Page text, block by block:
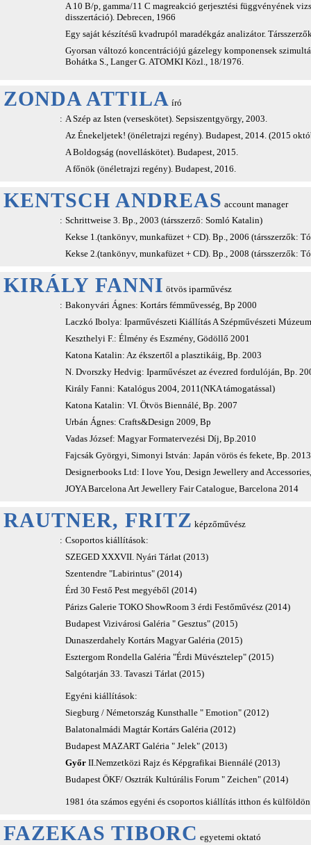
A 10 B/p, gamma/11 C magreakció gerjesztési függvényének
disszertáció). Debrecen, 1966
Egy saját készítésű kvadrupól maradékgáz analizátor.
Gyorsan változó koncentrációjú gázelegy komponensek
Bohátka S., Langer G. ATOMKI Közl., 18/1976.
ZONDA ATTILA író
: A Szép az Isten (verseskötet). Sepsiszentgyörgy, 2003.
Az Énekeljetek! (önéletrajzi regény). Budapest, 2014. (2015
A Boldogság (novelláskötet). Budapest, 2015.
A főnök (önéletrajzi regény). Budapest, 2016.
KENTSCH ANDREAS account manager
: Schrittweise 3. Bp., 2003 (társszerző: Somló Katalin)
Kekse 1.(tankönyv, munkafüzet + CD). Bp., 2006 (társszerzők:
Kekse 2.(tankönyv, munkafüzet + CD). Bp., 2008 (társszerzők:
KIRÁLY FANNI ötvös iparművész
: Bakonyvári Ágnes: Kortárs fémművesség, Bp 2000
Laczkó Ibolya: Iparművészeti Kiállítás A Szépművészeti
Keszthelyi F.: Élmény és Eszmény, Gödöllő 2001
Katona Katalin: Az ékszertől a plasztikáig, Bp. 2003
N. Dvorszky Hedvig: Iparművészet az évezred fordulóján, Bp.
Király Fanni: Katalógus 2004, 2011(NKA támogatással)
Katona Katalin: VI. Ötvös Biennálé, Bp. 2007
Urbán Ágnes: Crafts&Design 2009, Bp
Vadas József: Magyar Formatervezési Díj, Bp.2010
Fajcsák Györgyi, Simonyi István: Japán vörös és fekete, Bp. 2013
Designerbooks Ltd: I love You, Design Jewellery and
JOYA Barcelona Art Jewellery Fair Catalogue, Barcelona 2014
RAUTNER, FRITZ képzőművész
: Csoportos kiállítások:
SZEGED XXXVII. Nyári Tárlat (2013)
Szentendre "Labirintus" (2014)
Érd 30 Festő Pest megyéből (2014)
Párizs Galerie TOKO ShowRoom 3 érdi Festőművész (2014)
Budapest Vizivárosi Galéria " Gesztus" (2015)
Dunaszerdahely Kortárs Magyar Galéria (2015)
Esztergom Rondella Galéria "Érdi Müvésztelep" (2015)
Salgótarján 33. Tavaszi Tárlat (2015)
Egyéni kiállítások:
Siegburg / Németország Kunsthalle " Emotion" (2012)
Balatonalmádi Magtár Kortárs Galéria (2012)
Budapest MAZART Galéria " Jelek" (2013)
Győr II.Nemzetközi Rajz és Képgrafikai Biennálé (2013)
Budapest ÖKF/ Osztrák Kultúrális Forum " Zeichen" (2014)
1981 óta számos egyéni és csoportos kiállítás itthon és külföldön
FAZEKAS TIBORC egyetemi oktató